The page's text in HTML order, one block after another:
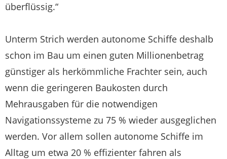
überflüssig.“
Unterm Strich werden autonome Schiffe deshalb
schon im Bau um einen guten Millionenbetrag
günstiger als herkömmliche Frachter sein, auch
wenn die geringeren Baukosten durch
Mehrausgaben für die notwendigen
Navigationssysteme zu 75 % wieder ausgeglichen
werden. Vor allem sollen autonome Schiffe im
Alltag um etwa 20 % effizienter fahren als